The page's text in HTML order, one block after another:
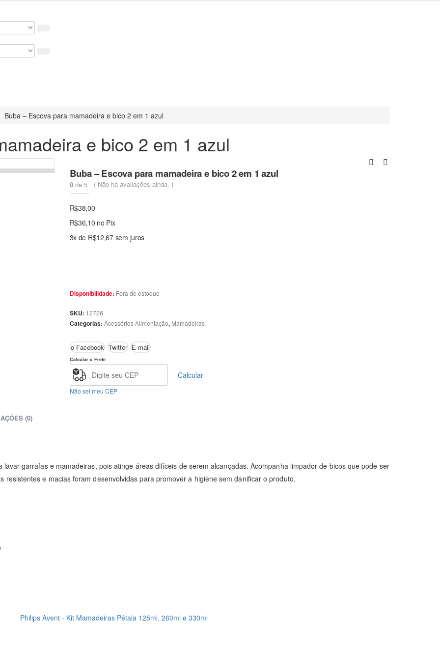
Buba – Escova para mamadeira e bico 2 em 1 azul
e bico 2 em 1 azul
Buba – Escova para mamadeira e bico 2 em 1 azul
0de 5 ( Não há avaliações ainda. )
R$38,00
R$36,10 no Pix
3x de R$12,67 sem juros
Disponibilidade: Fora de estoque
SKU: 12726
Categorias: Acessórios Alimentação, Mamadeiras
o Facebook Twitter E-mail
Calcular o Frete
Calcular
Não sei meu CEP
(0)
garrafas e mamadeiras, pois atinge áreas difíceis de serem alcançadas. Acompanha limpador de bicos que pode ser
resistentes e macias foram desenvolvidas para promover a higiene sem danificar o produto.